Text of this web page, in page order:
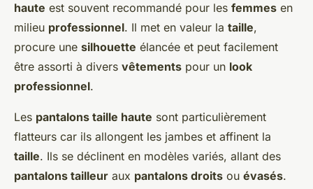
haute est souvent recommandé pour les femmes en
milieu professionnel. Il met en valeur la taille,
procure une silhouette élancée et peut facilement
être assorti à divers vêtements pour un look
professionnel.
Les pantalons taille haute sont particulièrement
flatteurs car ils allongent les jambes et affinent la
taille. Ils se déclinent en modèles variés, allant des
pantalons tailleur aux pantalons droits ou évasés.